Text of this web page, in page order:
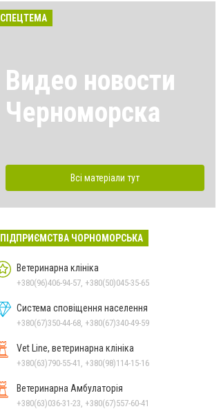
СПЕЦТЕМА
Видео новости
Черноморска
Всі матеріали тут
ПІДПРИЄМСТВА ЧОРНОМОРСЬКА
Ветеринарна клініка
+380(96)406-94-57, +380(50)045-35-65
Система сповіщення населення
+380(67)350-44-68, +380(67)340-49-59
Vet Line, ветеринарна клініка
+380(63)790-55-41, +380(98)114-15-16
Ветеринарна Амбулаторія
+380(63)036-31-23, +380(67)557-60-41